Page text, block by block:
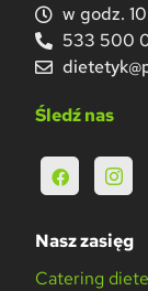
w godz.
533 500
Śledź nas
Nasz zasięg
Catering